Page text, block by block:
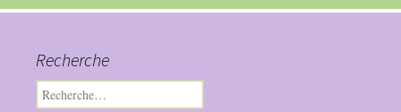
Recherche
Rechercher :